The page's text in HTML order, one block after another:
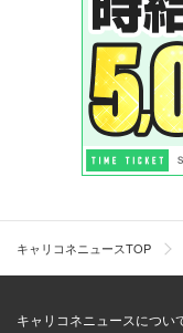
キャリコネニュースTOP
キャリコネニュースについ